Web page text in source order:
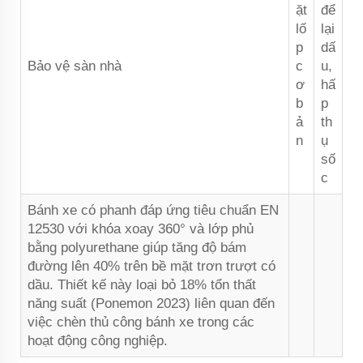
Bảo vệ sàn nhà
ặt
lố
p
c
ơ
b
ả
n
để
lại
dấ
u,
hấ
p
th
ụ
số
c
Bánh xe có phanh đáp ứng tiêu chuẩn EN
12530 với khóa xoay 360° và lớp phủ
bằng polyurethane giúp tăng độ bám
đường lên 40% trên bề mặt trơn trượt có
dầu. Thiết kế này loại bỏ 18% tổn thất
năng suất (Ponemon 2023) liên quan đến
việc chèn thủ công bánh xe trong các
hoạt động công nghiệp.